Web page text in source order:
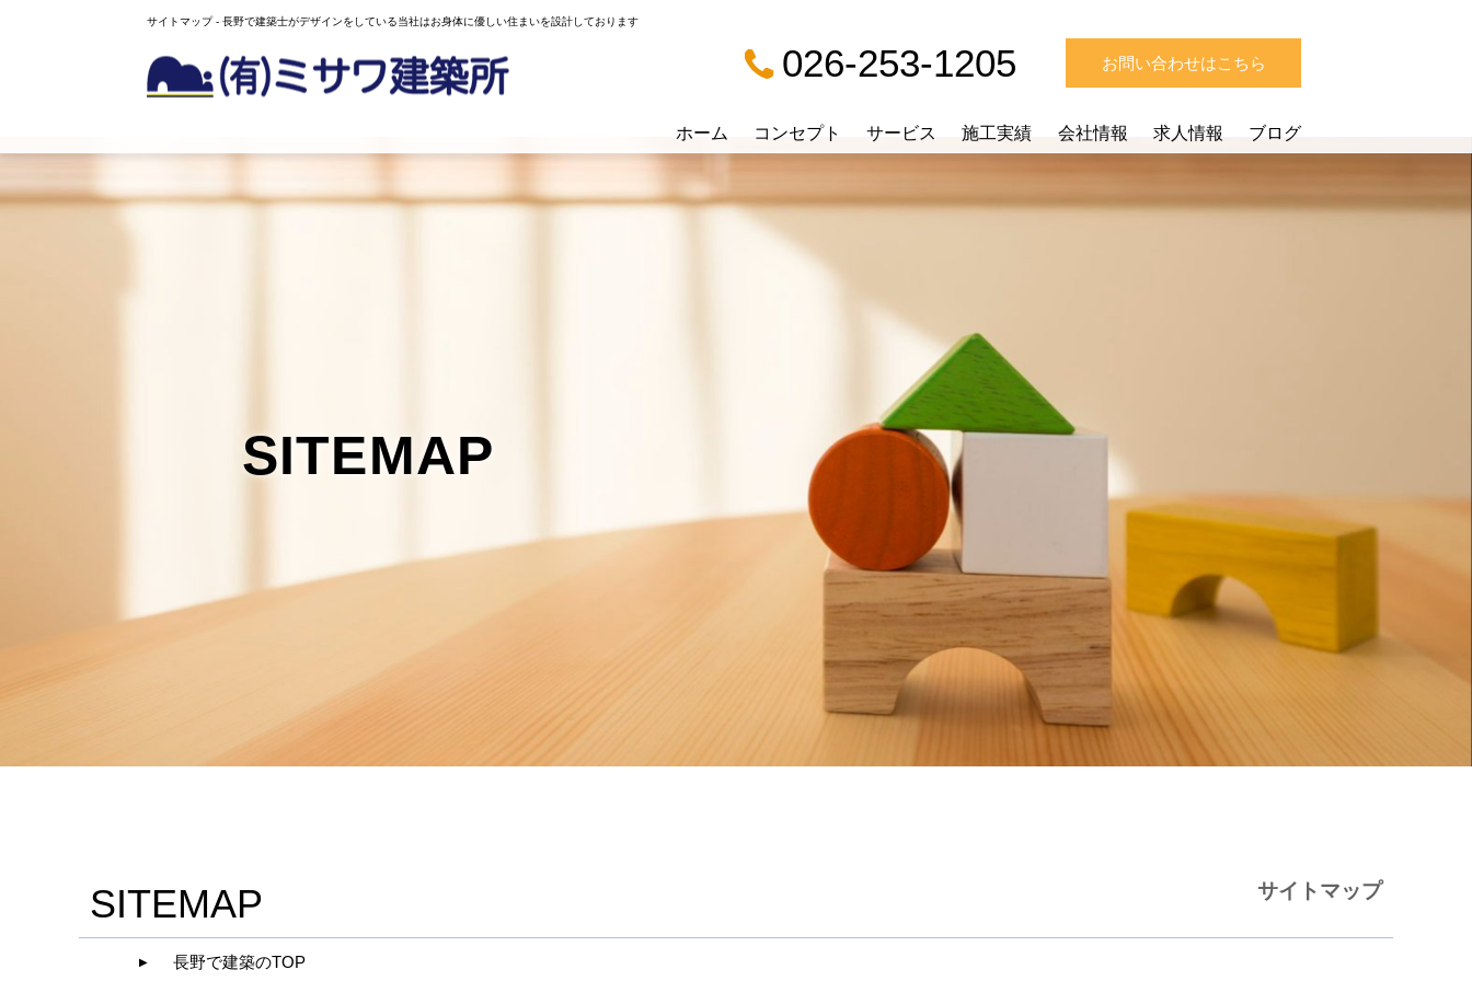
サイトマップ - 長野で建築士がデザインをしている当社はお身体に優しい住まいを設計しております
026-253-1205 お問い合わせはこちら
ホーム コンセプト サービス 施工実績 会社情報 求人情報 ブログ
SITEMAP
SITEMAP サイトマップ
長野で建築のTOP